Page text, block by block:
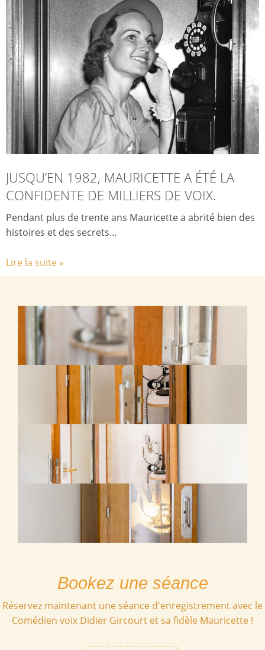
JUSQU’EN 1982, MAURICETTE A ÉTÉ LA
CONFIDENTE DE MILLIERS DE VOIX.
Pendant plus de trente ans Mauricette a abrité bien des
histoires et des secrets…
Lire la suite »
Bookez une séance
Réservez maintenant une séance d'enregistrement avec le
Comédien voix Didier Gircourt et sa fidèle Mauricette !